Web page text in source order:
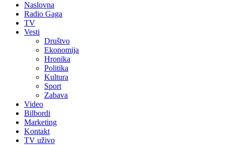
Naslovna
Radio Gaga
TV
Vesti
Društvo
Ekonomija
Hronika
Politika
Kultura
Sport
Zabava
Video
Bilbordi
Marketing
Kontakt
TV uživo